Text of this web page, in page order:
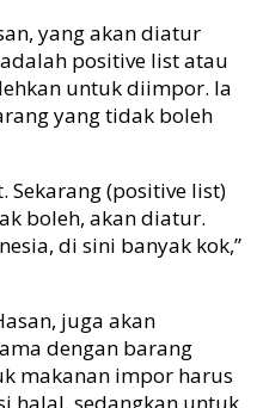
yang akan diatur
positive list atau
untuk diimpor. Ia
yang tidak boleh
Sekarang (positive list)
boleh, akan diatur.
di sini banyak kok,”
juga akan
dengan barang
makanan impor harus
halal, sedangkan untuk